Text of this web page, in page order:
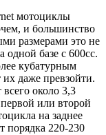
мотоциклы
и большинство
размерами это не
одной базе с 600сс.
кубатурным
их даже превзойти.
около 3,3
или второй
на заднее
порядка 220-230